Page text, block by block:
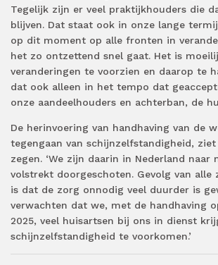
Tegelijk zijn er veel praktijkhouders die
blijven. Dat staat ook in onze lange
op dit moment op alle fronten in
het zo ontzettend snel gaat. Het is
veranderingen te voorzien en daarop te
dat ook alleen in het tempo dat
onze aandeelhouders en achterban, de
De herinvoering van handhaving van de
tegengaan van schijnzelfstandigheid,
zegen. ‘We zijn daarin in Nederland naar
volstrekt doorgeschoten. Gevolg van alle
is dat de zorg onnodig veel duurder is
verwachten dat we, met de handhaving
2025, veel huisartsen bij ons in dienst
schijnzelfstandigheid te voorkomen.’